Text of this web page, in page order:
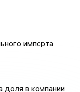
импорта
доля в компании